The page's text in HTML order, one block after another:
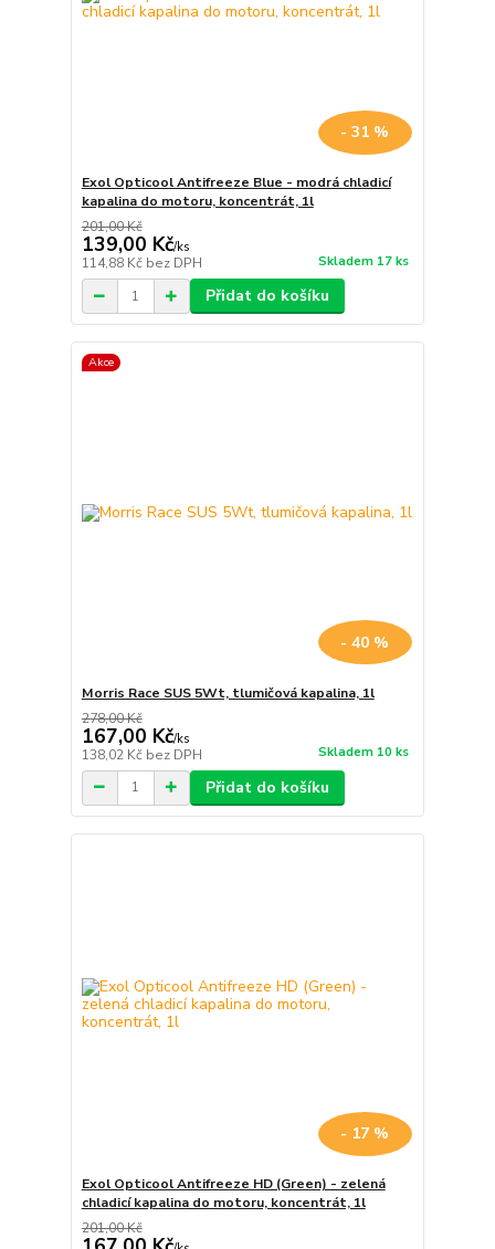
- 31 %
Exol Opticool Antifreeze Blue - modrá chladicí
kapalina do motoru, koncentrát, 1l
201,00 Kč
139,00 Kč/ks
114,88 Kč bez DPH Skladem 17 ks
Přidat do košíku
Akce
- 40 %
Morris Race SUS 5Wt, tlumičová kapalina, 1l
278,00 Kč
167,00 Kč/ks
138,02 Kč bez DPH Skladem 10 ks
Přidat do košíku
- 17 %
Exol Opticool Antifreeze HD (Green) - zelená
chladicí kapalina do motoru, koncentrát, 1l
201,00 Kč